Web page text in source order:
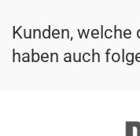
Kunden, welche
haben auch